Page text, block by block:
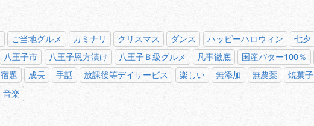
ご当地グルメ カミナリ クリスマス ダンス ハッピーハロウィン 七夕
八王子市 八王子恩方漬け 八王子Ｂ級グルメ 凡事徹底 国産バター100％
宿題 成長 手話 放課後等デイサービス 楽しい 無添加 無農薬 焼菓子
音楽